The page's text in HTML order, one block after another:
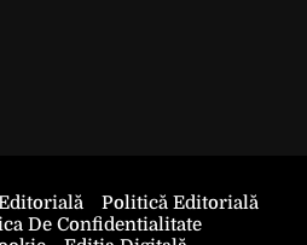
Politică Editorială
De Confidentialitate